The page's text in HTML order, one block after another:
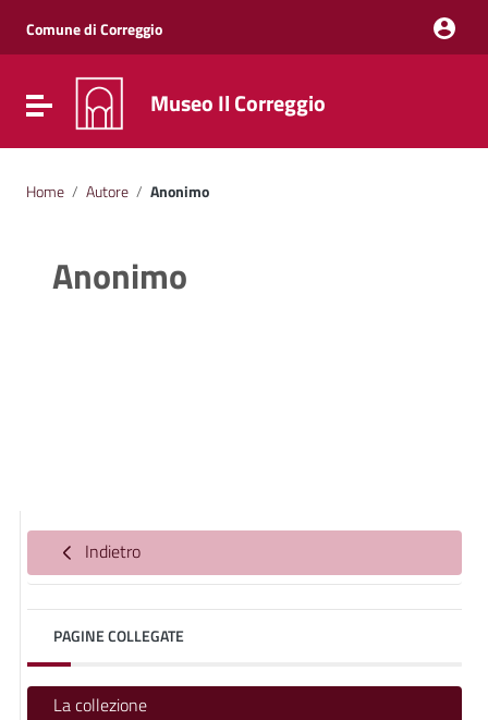
Vai al menu di navigazione
Vai al footer
Comune di Correggio
Attiva / disattiva la navigazione
Museo Il Correggio
Home / Autore / Anonimo
Anonimo
Indietro
PAGINE COLLEGATE
La collezione